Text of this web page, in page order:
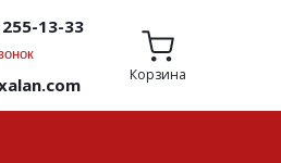
13-33
Корзина